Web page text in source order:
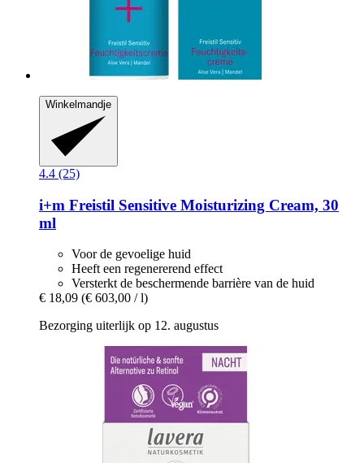
Winkelmandje
4.4 (25)
i+m Freistil Sensitive Moisturizing Cream, 30
ml
Voor de gevoelige huid
Heeft een regenererend effect
Versterkt de beschermende barrière van de huid
€ 18,09 (€ 603,00 / l)
Bezorging uiterlijk op 12. augustus